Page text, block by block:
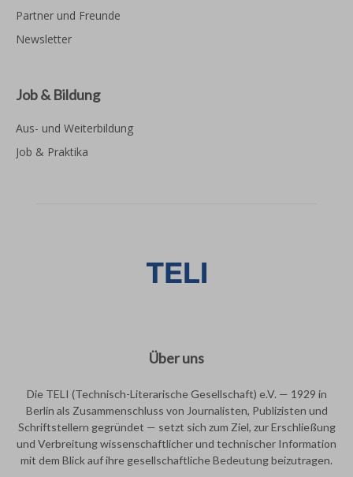
Partner und Freunde
Newsletter
Job & Bildung
Aus- und Weiterbildung
Job & Praktika
Über uns
Die TELI (Technisch-Literarische Gesellschaft) e.V. — 1929 in
Berlin als Zusammenschluss von Journalisten, Publizisten und
Schriftstellern gegründet — setzt sich zum Ziel, zur Erschließung
und Verbreitung wissenschaftlicher und technischer Information
mit dem Blick auf ihre gesellschaftliche Bedeutung beizutragen.